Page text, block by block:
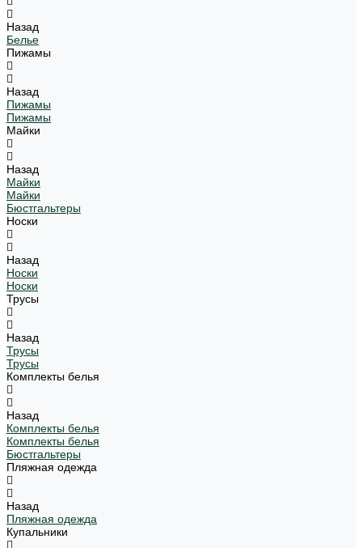
Назад
Белье
Пижамы
Назад
Пижамы
Пижамы
Майки
Назад
Майки
Майки
Бюстгальтеры
Носки
Назад
Носки
Носки
Трусы
Назад
Трусы
Трусы
Комплекты белья
Назад
Комплекты белья
Комплекты белья
Бюстгальтеры
Пляжная одежда
Назад
Пляжная одежда
Купальники